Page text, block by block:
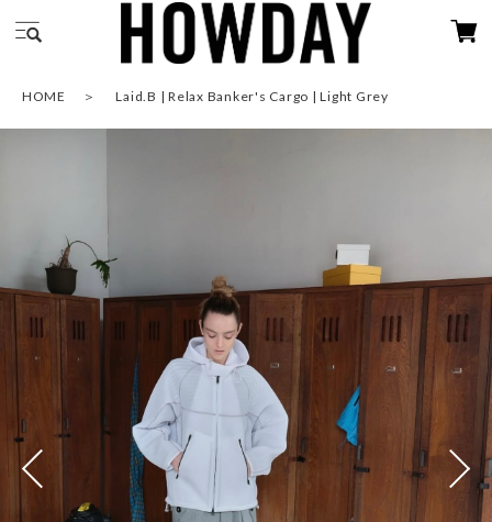
HOME Laid.B | Relax Banker's Cargo | Light Grey